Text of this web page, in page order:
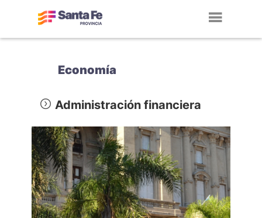
Economía
Administración financiera